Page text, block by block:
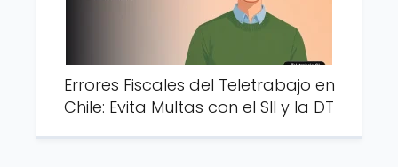
Errores Fiscales del Teletrabajo en
Chile: Evita Multas con el SII y la DT